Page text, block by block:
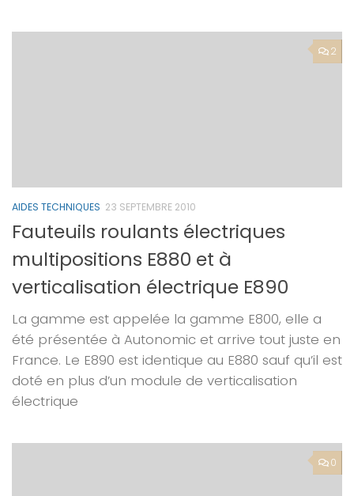
2
AIDES TECHNIQUES 23 SEPTEMBRE 2010
Fauteuils roulants électriques
multipositions E880 et à
verticalisation électrique E890
La gamme est appelée la gamme E800, elle a
été présentée à Autonomic et arrive tout juste en
France. Le E890 est identique au E880 sauf qu’il est
doté en plus d’un module de verticalisation
électrique
0